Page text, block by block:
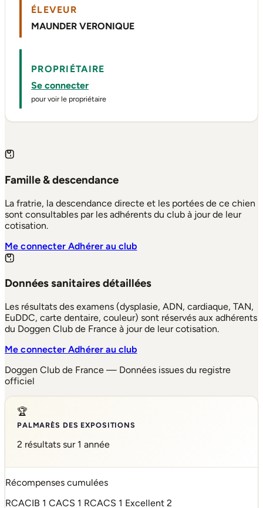
ÉLEVEUR
MAUNDER VERONIQUE
PROPRIÉTAIRE
Se connecter
pour voir le propriétaire
Famille & descendance
La fratrie, la descendance directe et les portées de ce chien
sont consultables par les adhérents du club à jour de leur
cotisation.
Me connecterAdhérer au club
Données sanitaires détaillées
Les résultats des examens (dysplasie, ADN, cardiaque, TAN,
EuDDC, carte dentaire, couleur) sont réservés aux adhérents
du Doggen Club de France à jour de leur cotisation.
Me connecterAdhérer au club
Doggen Club de France — Données issues du registre
officiel
🏆
PALMARÈS DES EXPOSITIONS
2 résultats sur 1 année
Récompenses cumulées
RCACIB 1 CACS 1 RCACS 1 Excellent 2